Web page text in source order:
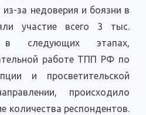
за недоверия и боязни в
участие всего 3 тыс.
в следующих этапах,
работе ТПП РФ по
и просветительской
происходило
количества респондентов.